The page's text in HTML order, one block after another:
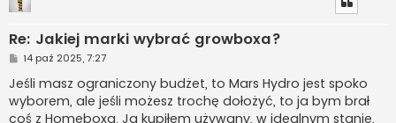
Re: Jakiej marki wybrać growboxa?
P
s
t
14 paź 2025, 7:27
Jeśli masz ograniczony budżet, to Mars Hydro jest spoko
wyborem, ale jeśli możesz trochę dołożyć, to ja bym brał
coś z Homeboxa. Ja kupiłem używany, w idealnym stanie,